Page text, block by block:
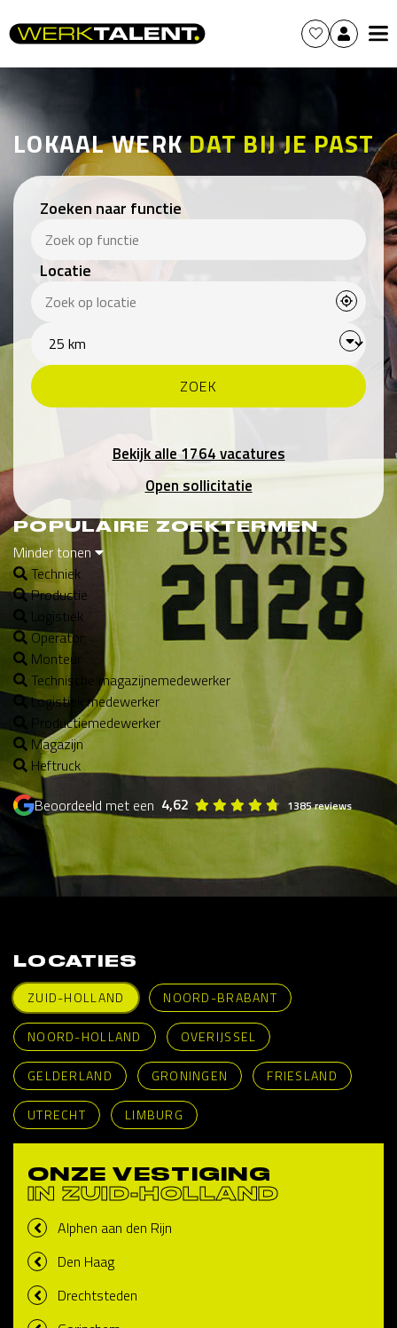
LOKAAL WERKDAT BIJ JE PAST
Zoeken naar functie
Locatie
Bekijk alle 1764 vacatures
Open sollicitatie
POPULAIRE ZOEKTERMEN
Minder tonen
Techniek
Productie
Logistiek
Operator
Monteur
Technische magazijnemedewerker
Logistiek medewerker
Productiemedewerker
Magazijn
Heftruck
Beoordeeld met een 4,62 1385 reviews
LOCATIES
ZUID-HOLLAND
NOORD-BRABANT
NOORD-HOLLAND OVERIJSSEL
GELDERLAND GRONINGEN FRIESLAND
UTRECHT LIMBURG
ONZE VESTIGING
IN ZUID-HOLLAND
Alphen aan den Rijn
Den Haag
Drechtsteden